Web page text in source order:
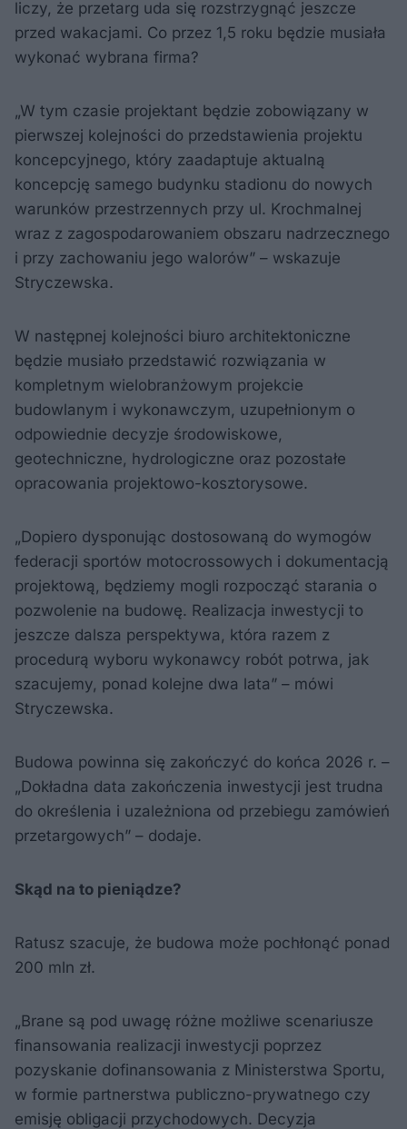
liczy, że przetarg uda się rozstrzygnąć jeszcze
przed wakacjami. Co przez 1,5 roku będzie musiała
wykonać wybrana firma?
„W tym czasie projektant będzie zobowiązany w
pierwszej kolejności do przedstawienia projektu
koncepcyjnego, który zaadaptuje aktualną
koncepcję samego budynku stadionu do nowych
warunków przestrzennych przy ul. Krochmalnej
wraz z zagospodarowaniem obszaru nadrzecznego
i przy zachowaniu jego walorów” – wskazuje
Stryczewska.
W następnej kolejności biuro architektoniczne
będzie musiało przedstawić rozwiązania w
kompletnym wielobranżowym projekcie
budowlanym i wykonawczym, uzupełnionym o
odpowiednie decyzje środowiskowe,
geotechniczne, hydrologiczne oraz pozostałe
opracowania projektowo-kosztorysowe.
„Dopiero dysponując dostosowaną do wymogów
federacji sportów motocrossowych i dokumentacją
projektową, będziemy mogli rozpocząć starania o
pozwolenie na budowę. Realizacja inwestycji to
jeszcze dalsza perspektywa, która razem z
procedurą wyboru wykonawcy robót potrwa, jak
szacujemy, ponad kolejne dwa lata” – mówi
Stryczewska.
Budowa powinna się zakończyć do końca 2026 r. –
„Dokładna data zakończenia inwestycji jest trudna
do określenia i uzależniona od przebiegu zamówień
przetargowych” – dodaje.
Skąd na to pieniądze?
Ratusz szacuje, że budowa może pochłonąć ponad
200 mln zł.
„Brane są pod uwagę różne możliwe scenariusze
finansowania realizacji inwestycji poprzez
pozyskanie dofinansowania z Ministerstwa Sportu,
w formie partnerstwa publiczno-prywatnego czy
emisję obligacji przychodowych. Decyzja